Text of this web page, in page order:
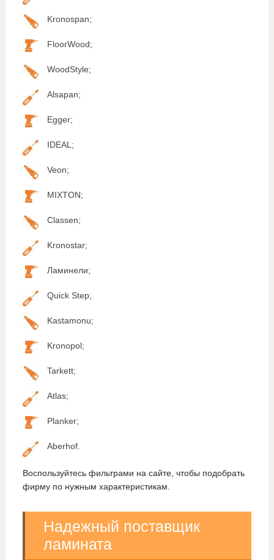
Kronospan;
FloorWood;
WoodStyle;
Alsapan;
Egger;
IDEAL;
Veon;
MIXTON;
Classen;
Kronostar;
Ламинели;
Quick Step;
Kastamonu;
Kronopol;
Tarkett;
Atlas;
Planker;
Aberhof.
Воспользуйтесь фильтрами на сайте, чтобы подобрать
фирму по нужным характеристикам.
Надежный поставщик
ламината